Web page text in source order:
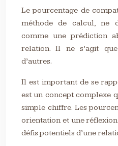
Le pourcentage de
méthode de calcul, ne
comme une prédiction
relation. Il ne s’agit
d’autres.
Il est important de se
est un concept complexe
simple chiffre. Les
orientation et une
défis potentiels d’une